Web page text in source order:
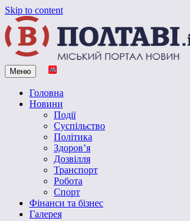
Skip to content
Vpoltave.info
Полтавський портал новин
Меню
Головна
Новини
Події
Суспільство
Політика
Здоров’я
Дозвілля
Транспорт
Робота
Спорт
Фінанси та бізнес
Галерея